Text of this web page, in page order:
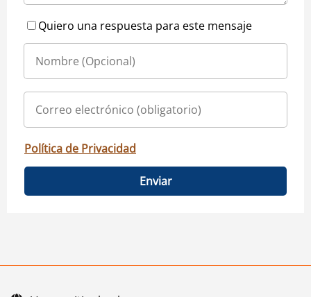
Quiero una respuesta para este mensaje
Política de Privacidad
Enviar